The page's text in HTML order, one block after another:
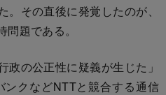
その直後に発覚したのが、
題である。
の公正性に疑義が生じた」
ンクなどNTTと競合する通信